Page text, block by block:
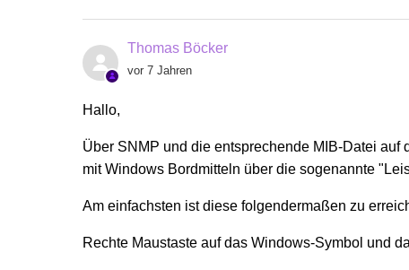
Thomas Böcker
vor 7 Jahren
Hallo,
Über SNMP und die entsprechende MIB-Datei
mit Windows Bordmitteln über die sogenannte
Am einfachsten ist diese folgendermaßen zu
Rechte Maustaste auf das Windows-Symbol und